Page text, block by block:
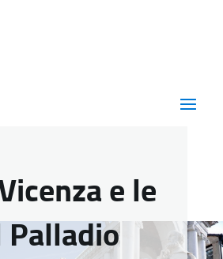
e le
Palladio